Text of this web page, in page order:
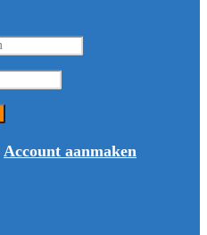
Account aanmaken